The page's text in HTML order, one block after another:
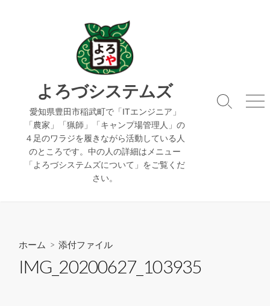
よろづシステムズ
愛知県豊田市稲武町で「ITエンジニア」
「農家」「猟師」「キャンプ場管理人」の
４足のワラジを履きながら活動している人
のところです。中の人の詳細はメニュー
「よろづシステムズについて」をご覧くだ
さい。
検
メ
ホーム > 添付ファイル
IMG_20200627_103935